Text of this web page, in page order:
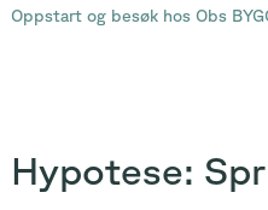
Oppstart og besøk hos Obs
Hypotese: